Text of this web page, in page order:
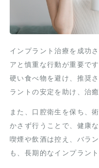
インプラント治療を成功
アと慎重な行動が重要です
硬い食べ物を避け、推奨
ラントの安定を助け、治
また、口腔衛生を保ち、
かさず行うことで、健康
喫煙や飲酒は控え、バラ
も、長期的なインプラン